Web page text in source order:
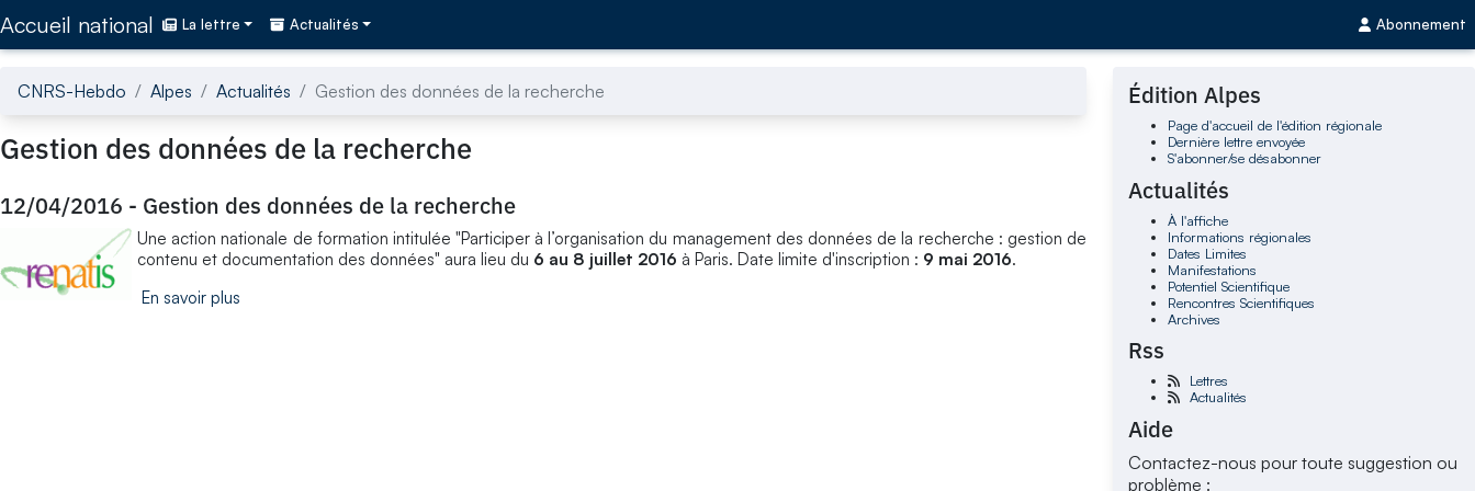
Accueil national La lettre Actualités Abonnement
CNRS-Hebdo Alpes Actualités Gestion des données de la recherche
Gestion des données de la recherche
12/04/2016 - Gestion des données de la recherche
Une action nationale de formation intitulée "Participer à l’organisation du management des données de la recherche : gestion de
contenu et documentation des données" aura lieu du 6 au 8 juillet 2016 à Paris. Date limite d'inscription : 9 mai 2016.
En savoir plus
Édition Alpes
Page d'accueil de l'édition régionale
Dernière lettre envoyée
S'abonner/se désabonner
Actualités
À l'affiche
Informations régionales
Dates Limites
Manifestations
Potentiel Scientifique
Rencontres Scientifiques
Archives
Rss
Lettres
Actualités
Aide
Contactez-nous pour toute suggestion ou
problème :